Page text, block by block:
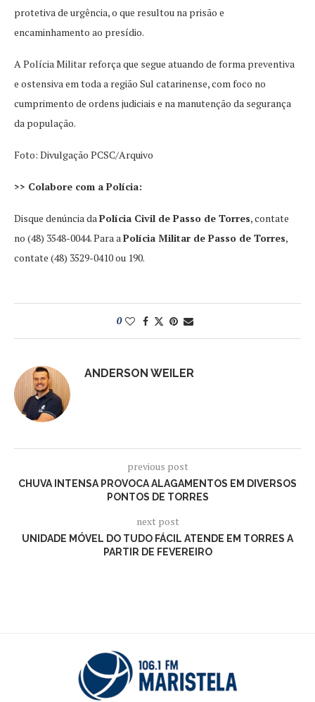
protetiva de urgência, o que resultou na prisão e
encaminhamento ao presídio.
A Polícia Militar reforça que segue atuando de forma preventiva
e ostensiva em toda a região Sul catarinense, com foco no
cumprimento de ordens judiciais e na manutenção da segurança
da população.
Foto: Divulgação PCSC/Arquivo
>> Colabore com a Polícia:
Disque denúncia daPolícia Civil de Passo de Torres, contate
no (48) 3548-0044. Para aPolícia Militar de Passo de Torres,
contate (48) 3529-0410 ou 190.
0
ANDERSON WEILER
previous post
CHUVA INTENSA PROVOCA ALAGAMENTOS EM DIVERSOS
PONTOS DE TORRES
next post
UNIDADE MÓVEL DO TUDO FÁCIL ATENDE EM TORRES A
PARTIR DE FEVEREIRO